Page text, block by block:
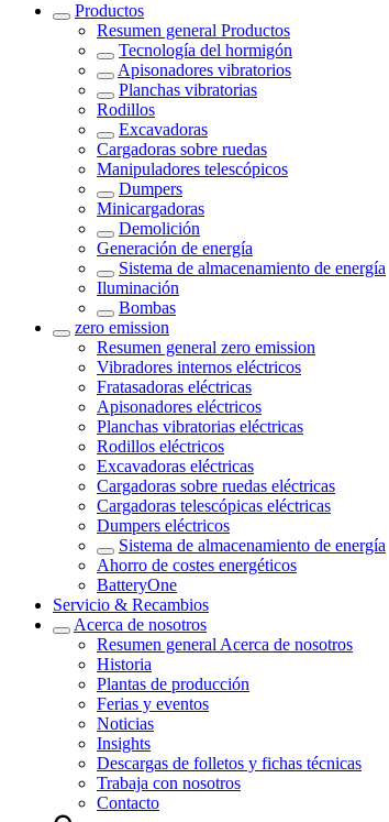
Productos
Resumen general Productos
Tecnología del hormigón
Apisonadores vibratorios
Planchas vibratorias
Rodillos
Excavadoras
Cargadoras sobre ruedas
Manipuladores telescópicos
Dumpers
Minicargadoras
Demolición
Generación de energía
Sistema de almacenamiento de energía
Iluminación
Bombas
zero emission
Resumen general zero emission
Vibradores internos eléctricos
Fratasadoras eléctricas
Apisonadores eléctricos
Planchas vibratorias eléctricas
Rodillos eléctricos
Excavadoras eléctricas
Cargadoras sobre ruedas eléctricas
Cargadoras telescópicas eléctricas
Dumpers eléctricos
Sistema de almacenamiento de energía
Ahorro de costes energéticos
BatteryOne
Servicio & Recambios
Acerca de nosotros
Resumen general Acerca de nosotros
Historia
Plantas de producción
Ferias y eventos
Noticias
Insights
Descargas de folletos y fichas técnicas
Trabaja con nosotros
Contacto